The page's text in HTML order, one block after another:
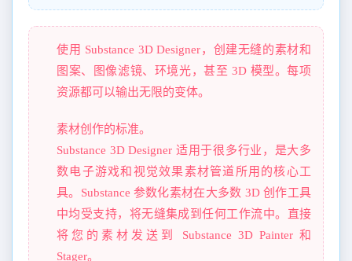
使用 Substance 3D Designer，创建无缝的素材和
图案、图像滤镜、环境光，甚至 3D 模型。每项
资源都可以输出无限的变体。
素材创作的标准。
Substance 3D Designer 适用于很多行业，是大多
数电子游戏和视觉效果素材管道所用的核心工
具。Substance 参数化素材在大多数 3D 创作工具
中均受支持，将无缝集成到任何工作流中。直接
将您的素材发送到 Substance 3D Painter 和
Stager。